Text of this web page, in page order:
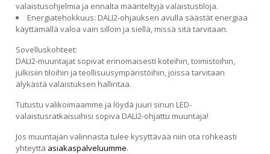
valaistusohjelmia ja ennalta määriteltyjä valaistustiloja.
Energiatehokkuus: DALI2-ohjauksen avulla säästät energiaa
käyttämällä valoa vain silloin ja siellä, missä sitä tarvitaan.
Sovelluskohteet:
DALI2-muuntajat sopivat erinomaisesti koteihin, toimistoihin,
julkisiin tiloihin ja teollisuusympäristöihin, joissa tarvitaan
älykästä valaistuksen hallintaa.
Tutustu valikoimaamme ja löydä juuri sinun LED-
valaistusratkaisuihisi sopiva DALI2-ohjattu muuntaja!
Jos muuntajan valinnasta tulee kysyttävää niin ota rohkeasti
yhteyttä asiakaspalveluumme.